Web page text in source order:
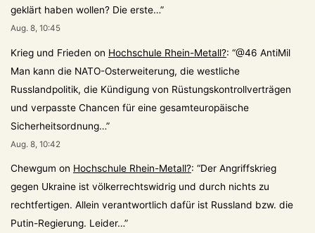
geklärt haben wollen? Die erste…”
Aug. 8, 10:45
Krieg und Frieden on Hochschule Rhein-Metall?: “@46 AntiMil
Man kann die NATO-Osterweiterung, die westliche
Russlandpolitik, die Kündigung von Rüstungskontrollverträgen
und verpasste Chancen für eine gesamteuropäische
Sicherheitsordnung…”
Aug. 8, 10:42
Chewgum on Hochschule Rhein-Metall?: “Der Angriffskrieg
gegen Ukraine ist völkerrechtswidrig und durch nichts zu
rechtfertigen. Allein verantwortlich dafür ist Russland bzw. die
Putin-Regierung. Leider…”